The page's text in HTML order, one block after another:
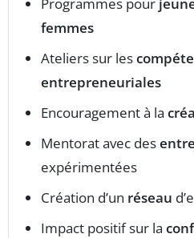
femmes
Ateliers sur les
entrepreneuriales
Encouragement à la
Mentorat avec des
expérimentées
Création d’un réseau
Impact positif sur la